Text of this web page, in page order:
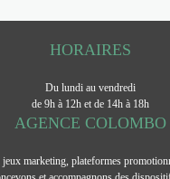
HORAIRES
Du lundi au vendredi
de 9h à 12h et de 14h à 18h
AGENCE COLOMBO
jeux marketing, plateformes